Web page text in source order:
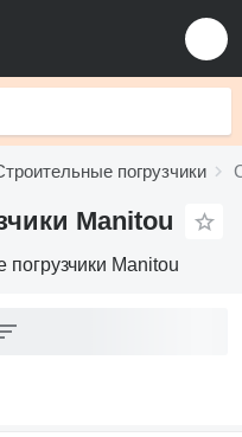
погрузчики
Manitou
погрузчики Manitou